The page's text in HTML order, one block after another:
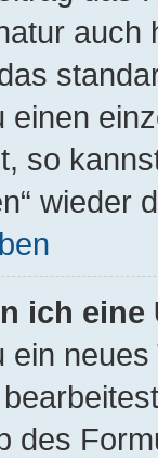
auch
einen
so
wieder
ich
ein
des